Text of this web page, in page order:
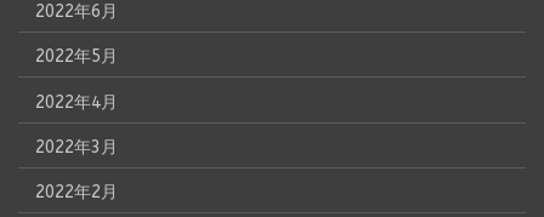
2022年6月
2022年5月
2022年4月
2022年3月
2022年2月